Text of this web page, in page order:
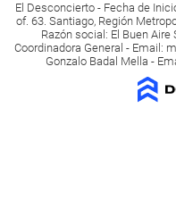
El Desconcierto - Fecha de
of. 63. Santiago, Región
Razón social: El Buen
Coordinadora General - Email:
Gonzalo Badal Mella -